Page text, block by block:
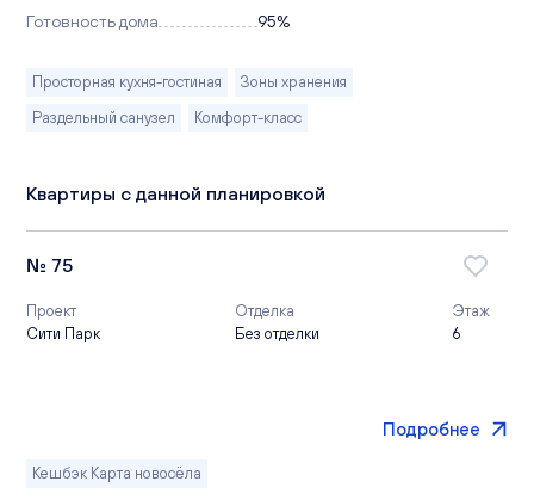
Готовность дома
95%
Просторная кухня-гостиная
Зоны хранения
Раздельный санузел
Комфорт-класс
Квартиры с данной планировкой
№ 75
Проект
Сити Парк
Отделка
Без отделки
Этаж
6
Кешбэк Карта новосёла
Подробнее